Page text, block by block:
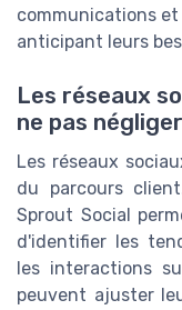
communications
anticipant leurs
Les réseaux
ne pas négliger
Les réseaux
du parcours
Sprout Social
d'identifier les
les interactions
peuvent ajuster